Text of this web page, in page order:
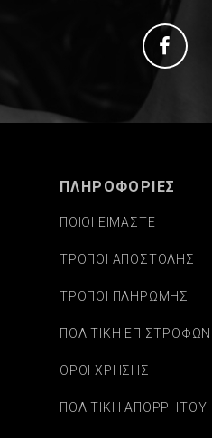
Social
ΠΛΗΡΟΦΟΡΙΕΣ
ΠΟΙΟΙ ΕΙΜΑΣΤΕ
ΤΡΟΠΟΙ ΑΠΟΣΤΟΛΗΣ
ΤΡΟΠΟΙ ΠΛΗΡΩΜΗΣ
ΠΟΛΙΤΙΚΗ ΕΠΙΣΤΡΟΦΩΝ
ΟΡΟΙ ΧΡΗΣΗΣ
ΠΟΛΙΤΙΚΗ ΑΠΟΡΡΗΤΟΥ